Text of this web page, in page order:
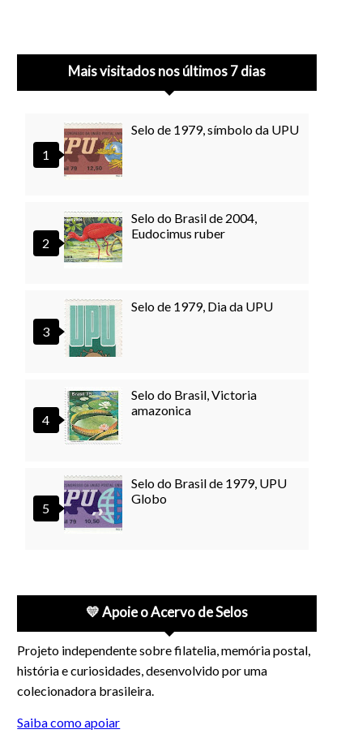
Mais visitados nos últimos 7 dias
Selo de 1979, símbolo da UPU
Selo do Brasil de 2004,
Eudocimus ruber
Selo de 1979, Dia da UPU
Selo do Brasil, Victoria
amazonica
Selo do Brasil de 1979, UPU
Globo
💛 Apoie o Acervo de Selos
Projeto independente sobre filatelia, memória postal,
história e curiosidades, desenvolvido por uma
colecionadora brasileira.
Saiba como apoiar